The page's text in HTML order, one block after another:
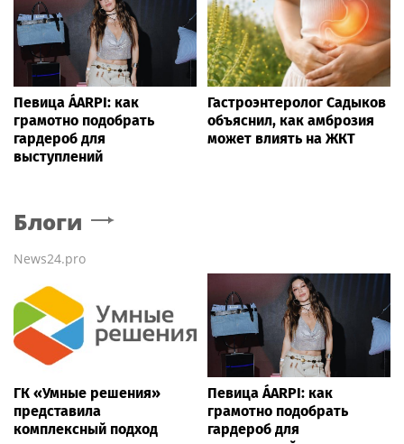
Певица ÁARPI: как
грамотно подобрать
гардероб для
выступлений
Гастроэнтеролог Садыков
объяснил, как амброзия
может влиять на ЖКТ
Блоги
News24.pro
ГК «Умные решения»
представила
комплексный подход
Певица ÁARPI: как
грамотно подобрать
гардероб для